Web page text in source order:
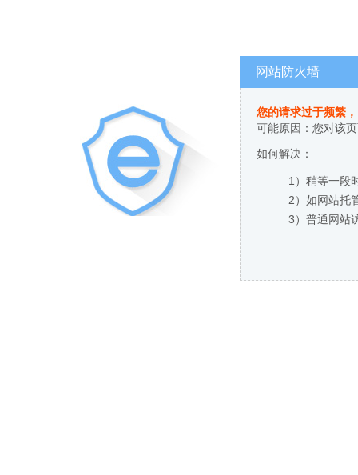
网站防火墙
您的请求过于频繁
可能原因：您对该
如何解决：
1）稍等一段
2）如网站托
3）普通网站